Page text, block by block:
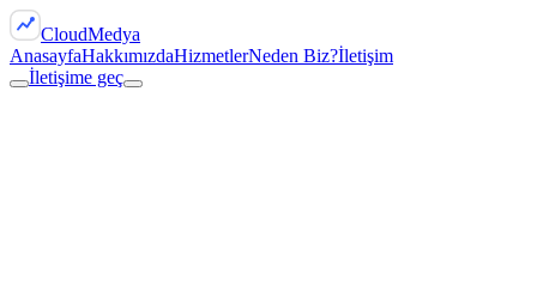
CloudMedya
AnasayfaHakkımızdaHizmetlerNeden Biz?İletişim
İletişime geç